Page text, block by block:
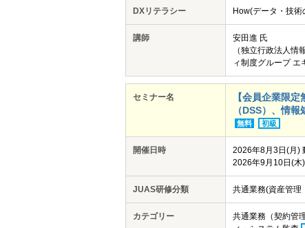
DXリテラシー How(データ・技術
講師
安田進 氏
（独立行政法人
ィ制度グループ エ
セミナー名
【会員企業限
（DSS）、情
無料
初級
開催日時
2026年8月3日(月)
2026年9月10日(木
JUAS研修分類 共通業務(資産管理
カテゴリー
共通業務（契約管